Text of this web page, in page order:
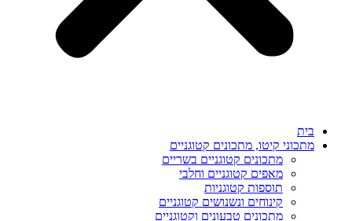
בית
מתכוני קיטו, מתכונים קטוגניים
מתכונים קטוגניים בשריים
מאפים קטוגניים וחלבי
תוספות קטוגניות
קינוחים ונשנושים קטוגניים
מתכונים טבעונים וקטוגניים